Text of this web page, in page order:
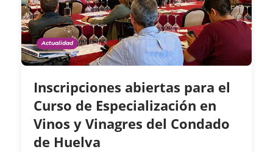
Actualidad
Inscripciones abiertas para el
Curso de Especialización en
Vinos y Vinagres del Condado
de Huelva